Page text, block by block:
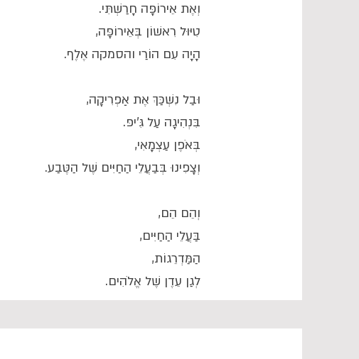
וְאֶת אֵירוֹפָּה חָרַשְׁתִּי.
טִיּוּל רִאשׁוֹן בְּאֵירוֹפָּה,
הָיָה עִם הוֹרַי והסמקה אֶלֶף.
וּבַל נִשְׁכַּךְ אֶת אַפְרִיקָה,
בִּנְהִיגָה עַל גִּ'יפּ.
בְּאֹפֶן עַצְמָאִי,
וְצָפִינוּ בְּבַעֲלֵי הַחַיִּים שֶׁל הַטֶּבַע.
וְהֵם הֵם,
בַּעֲלֵי הַחַיִּים,
הַמַּדְרֵגוֹת,
לְגַן עֵדֶן שֶׁל אֱלֹהִים.